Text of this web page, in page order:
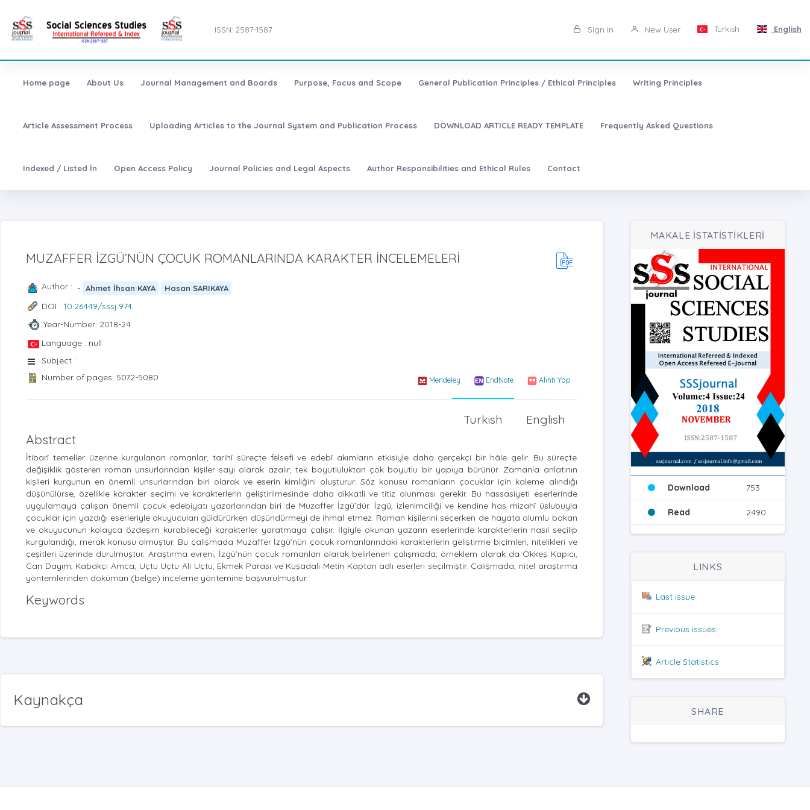
ISSN: 2587-1587 Sign in New User Turkish English
Home page About Us Journal Management and Boards Purpose, Focus and Scope General Publication Principles / Ethical Principles Writing Principles
Article Assessment Process Uploading Articles to the Journal System and Publication Process DOWNLOAD ARTICLE READY TEMPLATE Frequently Asked Questions
Indexed / Listed İn Open Access Policy Journal Policies and Legal Aspects Author Responsibilities and Ethical Rules Contact
MUZAFFER İZGÜ’NÜN ÇOCUK ROMANLARINDA KARAKTER İNCELEMELERİ
Author : - Ahmet İhsan KAYA Hasan SARIKAYA
DOI : 10.26449/sssj.974
Year-Number: 2018-24
Language : null
Subject :
Number of pages: 5072-5080
Mendeley EndNote Alıntı Yap
English
Turkish
Abstract
İtibarî temeller üzerine kurgulanan romanlar, tarihî süreçte felsefi ve edebî akımların etkisiyle daha gerçekçi bir hâle gelir. Bu süreçte
değişiklik gösteren roman unsurlarından kişiler sayı olarak azalır, tek boyutluluktan çok boyutlu bir yapıya bürünür. Zamanla anlatının
kişileri kurgunun en önemli unsurlarından biri olarak ve eserin kimliğini oluşturur. Söz konusu romanların çocuklar için kaleme alındığı
düşünülürse, özellikle karakter seçimi ve karakterlerin geliştirilmesinde daha dikkatli ve titiz olunması gerekir. Bu hassasiyeti eserlerinde
uygulamaya çalışan önemli çocuk edebiyatı yazarlarından biri de Muzaffer İzgü’dür. İzgü, izlenimciliği ve kendine has mizahî üslubuyla
çocuklar için yazdığı eserleriyle okuyucuları güldürürken düşündürmeyi de ihmal etmez. Roman kişilerini seçerken de hayata olumlu bakan
ve okuyucunun kolayca özdeşim kurabileceği karakterler yaratmaya çalışır. İlgiyle okunan yazarın eserlerinde karakterlerin nasıl seçilip
kurgulandığı, merak konusu olmuştur. Bu çalışmada Muzaffer İzgü’nün çocuk romanlarındaki karakterlerin geliştirme biçimleri, nitelikleri ve
çeşitleri üzerinde durulmuştur. Araştırma evreni, İzgü’nün çocuk romanları olarak belirlenen çalışmada, örneklem olarak da Ökkeş Kapıcı,
Can Dayım, Kabakçı Amca, Uçtu Uçtu Ali Uçtu, Ekmek Parası ve Kuşadalı Metin Kaptan adlı eserleri seçilmiştir. Çalışmada, nitel araştırma
yöntemlerinden doküman (belge) inceleme yöntemine başvurulmuştur.
Keywords
Kaynakça
MAKALE İSTATİSTİKLERİ
Download 753
Read 2490
LINKS
Last issue
Previous issues
Article Statistics
SHARE